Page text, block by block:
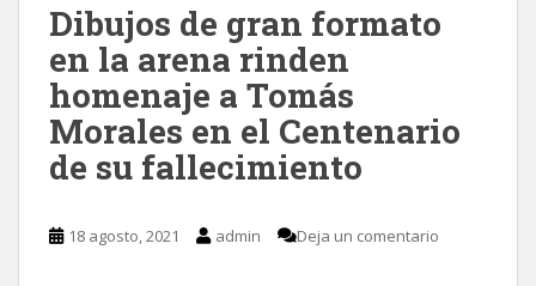
Dibujos de gran formato
en la arena rinden
homenaje a Tomás
Morales en el Centenario
de su fallecimiento
18 agosto, 2021 admin Deja un comentario